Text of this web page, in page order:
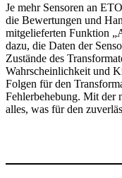
Je mehr Sensoren an
die Bewer­tungen und
mitge­lie­ferten Funk­tion
dazu, die Daten der
Zustände des
Wahr­schein­lich­keit und
Folgen für den
Fehler­be­he­bung. Mit der
alles, was für den